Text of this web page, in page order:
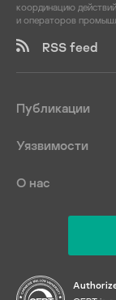
координацию
и операторов
RSS feed
Публикации
Уязвимости
О нас